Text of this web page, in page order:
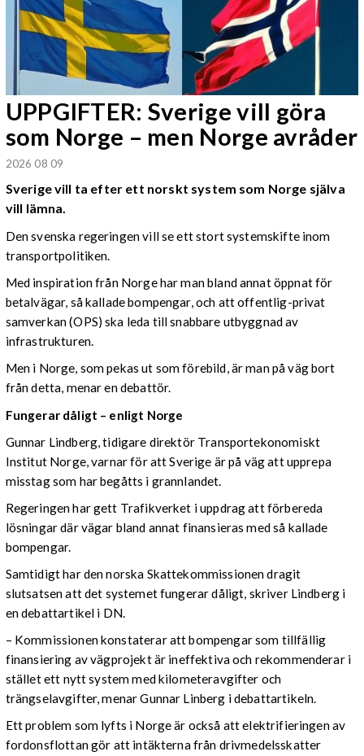
UPPGIFTER: Sverige vill göra
som Norge – men Norge avråder
2026 08 09
Sverige vill ta efter ett norskt system som Norge själva
vill lämna.
Den svenska regeringen vill se ett stort systemskifte inom
transportpolitiken.
Med inspiration från Norge har man bland annat öppnat för
betalvägar, så kallade bompengar, och att offentlig-privat
samverkan (OPS) ska leda till snabbare utbyggnad av
infrastrukturen.
Men i Norge, som pekas ut som förebild, är man på väg bort
från detta, menar en debattör.
Fungerar dåligt – enligt Norge
Gunnar Lindberg, tidigare direktör Transportekonomiskt
Institut Norge, varnar för att Sverige är på väg att upprepa
misstag som har begåtts i grannlandet.
Regeringen har gett Trafikverket i uppdrag att förbereda
lösningar där vägar bland annat finansieras med så kallade
bompengar.
Samtidigt har den norska Skattekommissionen dragit
slutsatsen att det systemet fungerar dåligt, skriver Lindberg i
en debattartikel i DN.
– Kommissionen konstaterar att bompengar som tillfällig
finansiering av vägprojekt är ineffektiva och rekommenderar i
stället ett nytt system med kilometeravgifter och
trängselavgifter, menar Gunnar Linberg i debattartikeln.
Ett problem som lyfts i Norge är också att elektrifieringen av
fordonsflottan gör att intäkterna från drivmedelsskatter